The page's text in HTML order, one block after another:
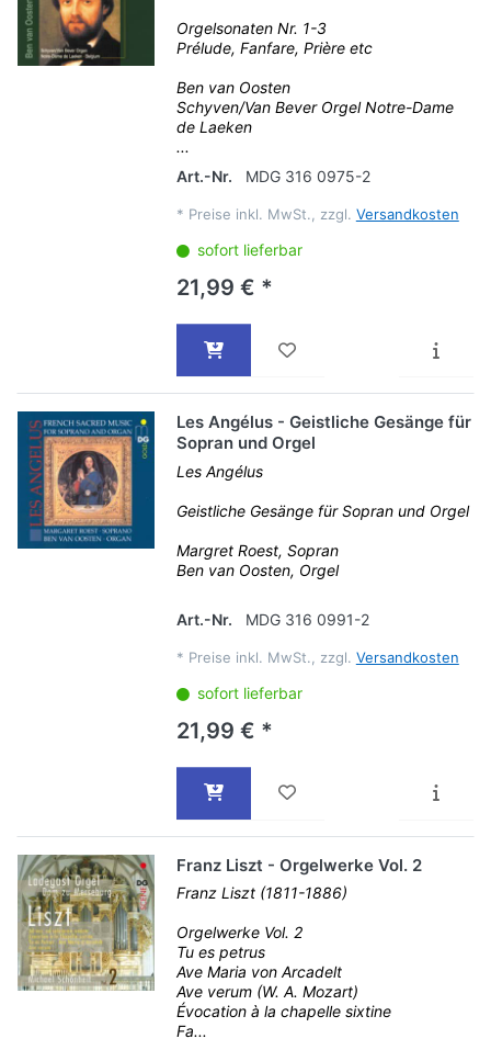
Orgelsonaten Nr. 1-3
Prélude, Fanfare, Prière etc
Ben van Oosten
Schyven/Van Bever Orgel Notre-Dame
de Laeken
...
Art.-Nr.
MDG 316 0975-2
* Preise inkl. MwSt., zzgl. Versandkosten
sofort lieferbar
21,99 € *
Les Angélus - Geistliche Gesänge für
Sopran und Orgel
Les Angélus
Geistliche Gesänge für Sopran und Orgel
Margret Roest, Sopran
Ben van Oosten, Orgel
Art.-Nr. MDG 316 0991-2
* Preise inkl. MwSt., zzgl. Versandkosten
sofort lieferbar
21,99 € *
Franz Liszt - Orgelwerke Vol. 2
Franz Liszt (1811-1886)
Orgelwerke Vol. 2
Tu es petrus
Ave Maria von Arcadelt
Ave verum (W. A. Mozart)
Évocation à la chapelle sixtine
Fa...